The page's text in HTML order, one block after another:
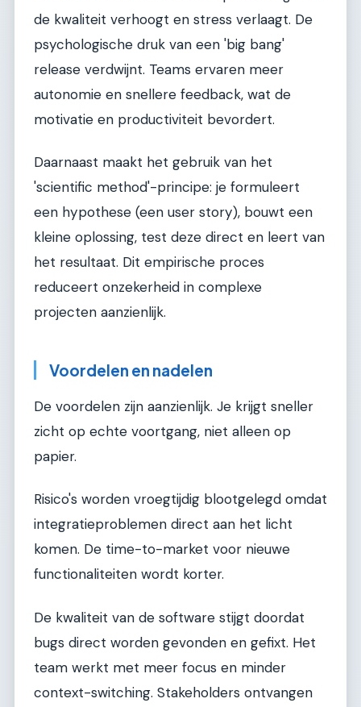
de kwaliteit verhoogt en stress verlaagt. De
psychologische druk van een 'big bang'
release verdwijnt. Teams ervaren meer
autonomie en snellere feedback, wat de
motivatie en productiviteit bevordert.
Daarnaast maakt het gebruik van het
'scientific method'-principe: je formuleert
een hypothese (een user story), bouwt een
kleine oplossing, test deze direct en leert van
het resultaat. Dit empirische proces
reduceert onzekerheid in complexe
projecten aanzienlijk.
Voordelen en nadelen
De voordelen zijn aanzienlijk. Je krijgt sneller
zicht op echte voortgang, niet alleen op
papier.
Risico's worden vroegtijdig blootgelegd omdat
integratieproblemen direct aan het licht
komen. De time-to-market voor nieuwe
functionaliteiten wordt korter.
De kwaliteit van de software stijgt doordat
bugs direct worden gevonden en gefixt. Het
team werkt met meer focus en minder
context-switching. Stakeholders ontvangen